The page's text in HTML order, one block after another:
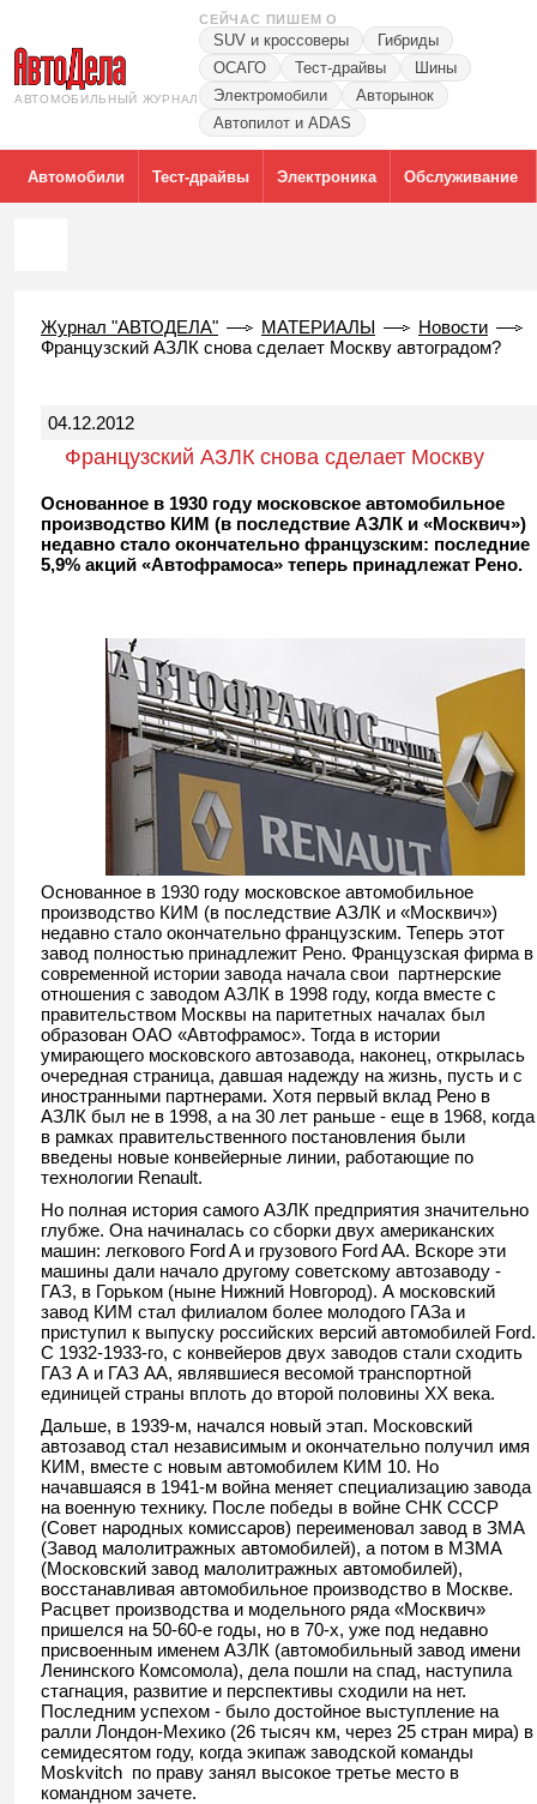
АВТОМОБИЛЬНЫЙ ЖУРНАЛ
СЕЙЧАС ПИШЕМ О
SUV и кроссоверы
Гибриды
ОСАГО
Тест-драйвы
Шины
Электромобили
Авторынок
Автопилот и ADAS
Автомобили Тест-драйвы Электроника Обслуживание
Журнал "АВТОДЕЛА" МАТЕРИАЛЫ
Новости
Французский АЗЛК снова cделает Москву автоградом?
04.12.2012
Французский АЗЛК снова cделает Москву
автоградом?
Основанное в 1930 году московское автомобильное
производство КИМ (в последствие АЗЛК и «Москвич»)
недавно стало окончательно французским: последние
5,9% акций «Автофрамоса» теперь принадлежат Рено.
Основанное в 1930 году московское автомобильное
производство КИМ (в последствие АЗЛК и «Москвич»)
недавно стало окончательно французским. Теперь этот
завод полностью принадлежит Рено. Французская фирма в
современной истории завода начала свои партнерские
отношения с заводом АЗЛК в 1998 году, когда вместе с
правительством Москвы на паритетных началах был
образован ОАО «Автофрамос». Тогда в истории
умирающего московского автозавода, наконец, открылась
очередная страница, давшая надежду на жизнь, пусть и с
иностранными партнерами. Хотя первый вклад Рено в
АЗЛК был не в 1998, а на 30 лет раньше - еще в 1968, когда
в рамках правительственного постановления были
введены новые конвейерные линии, работающие по
технологии Renault.
Но полная история самого АЗЛК предприятия значительно
глубже. Она начиналась со сборки двух американских
машин: легкового Ford A и грузового Ford AA. Вскоре эти
машины дали начало другому советскому автозаводу -
ГАЗ, в Горьком (ныне Нижний Новгород). А московский
завод КИМ стал филиалом более молодого ГАЗа и
приступил к выпуску российских версий автомобилей Ford.
С 1932-1933-го, с конвейеров двух заводов стали сходить
ГАЗ А и ГАЗ АА, являвшиеся весомой транспортной
единицей страны вплоть до второй половины XX века.
Дальше, в 1939-м, начался новый этап. Московский
автозавод стал независимым и окончательно получил имя
КИМ, вместе с новым автомобилем КИМ 10. Но
начавшаяся в 1941-м война меняет специализацию завода
на военную технику. После победы в войне СНК СССР
(Совет народных комиссаров) переименовал завод в ЗМА
(Завод малолитражных автомобилей), а потом в МЗМА
(Московский завод малолитражных автомобилей),
восстанавливая автомобильное производство в Москве.
Расцвет производства и модельного ряда «Москвич»
пришелся на 50-60-е годы, но в 70-х, уже под недавно
присвоенным именем АЗЛК (автомобильный завод имени
Ленинского Комсомола), дела пошли на спад, наступила
стагнация, развитие и перспективы сходили на нет.
Последним успехом - было достойное выступление на
ралли Лондон-Мехико (26 тысяч км, через 25 стран мира) в
семидесятом году, когда экипаж заводской команды
Moskvitch по праву занял высокое третье место в
командном зачете.